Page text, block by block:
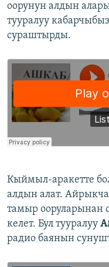
оорунун алдын
тууралуу кабарчыбыз
сураштырды.
Кыймыл-аракетте
алдын алат.
тамыр ооруларынан
келет. Бул тууралуу
радио баянын